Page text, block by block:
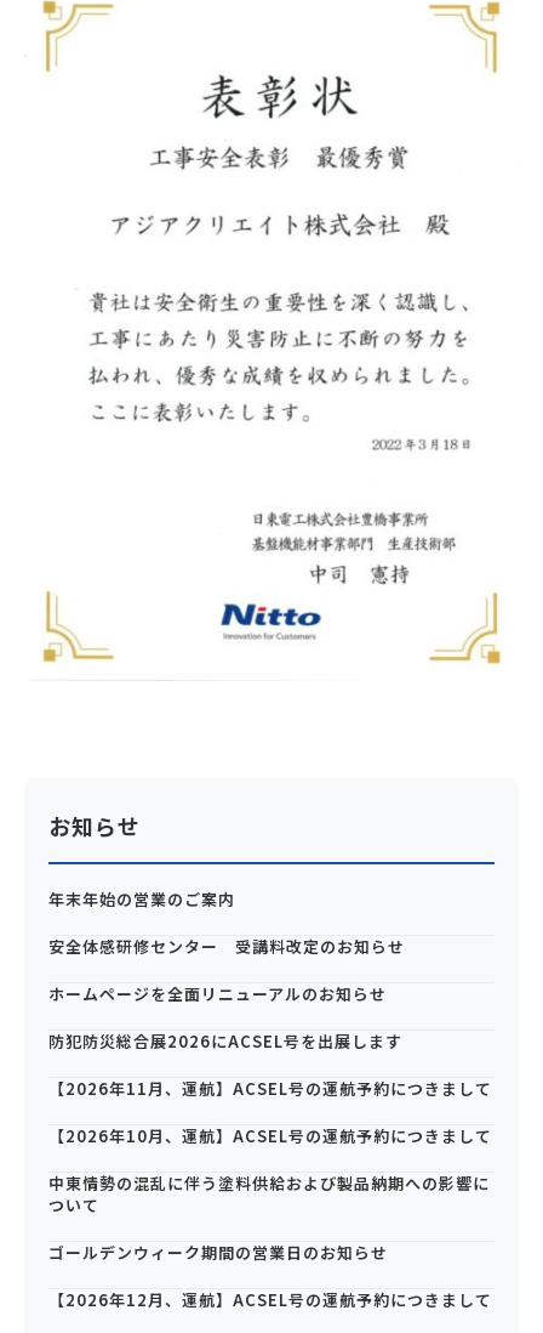
お知らせ
年末年始の営業のご案内
安全体感研修センター 受講料改定のお知らせ
ホームページを全面リニューアルのお知らせ
防犯防災総合展2026にACSEL号を出展します
【2026年11月、運航】ACSEL号の運航予約につきまして
【2026年10月、運航】ACSEL号の運航予約につきまして
中東情勢の混乱に伴う塗料供給および製品納期への影響に
ついて
ゴールデンウィーク期間の営業日のお知らせ
【2026年12月、運航】ACSEL号の運航予約につきまして